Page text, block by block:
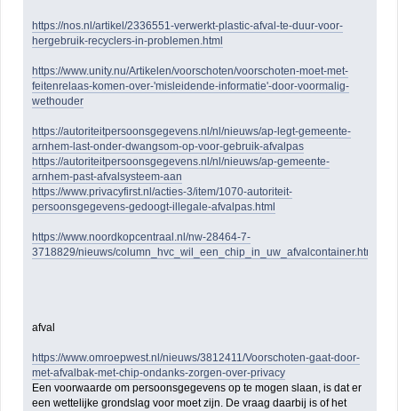
https://nos.nl/artikel/2336551-verwerkt-plastic-afval-te-duur-voor-
hergebruik-recyclers-in-problemen.html
https://www.unity.nu/Artikelen/voorschoten/voorschoten-moet-met-
feitenrelaas-komen-over-'misleidende-informatie'-door-voormalig-
wethouder
https://autoriteitpersoonsgegevens.nl/nl/nieuws/ap-legt-gemeente-
arnhem-last-onder-dwangsom-op-voor-gebruik-afvalpas
https://autoriteitpersoonsgegevens.nl/nl/nieuws/ap-gemeente-
arnhem-past-afvalsysteem-aan
https://www.privacyfirst.nl/acties-3/item/1070-autoriteit-
persoonsgegevens-gedoogt-illegale-afvalpas.html
https://www.noordkopcentraal.nl/nw-28464-7-
3718829/nieuws/column_hvc_wil_een_chip_in_uw_afvalcontainer.html
afval
https://www.omroepwest.nl/nieuws/3812411/Voorschoten-gaat-door-
met-afvalbak-met-chip-ondanks-zorgen-over-privacy
Een voorwaarde om persoonsgegevens op te mogen slaan, is dat er
een wettelijke grondslag voor moet zijn. De vraag daarbij is of het